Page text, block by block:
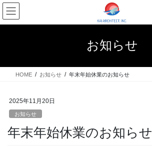
コ
ン
テ
ス
ナ
ビ
ゲ
ン
お知らせ
HOME お知らせ 年末年始休業のお知らせ
2025年11月20日
お知らせ
年末年始休業のお知らせ